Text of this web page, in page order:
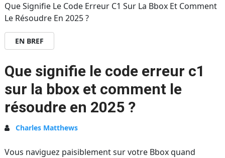
Que Signifie Le Code Erreur C1 Sur La Bbox Et Comment
Le Résoudre En 2025 ?
EN BREF
Que signifie le code erreur c1
sur la bbox et comment le
résoudre en 2025 ?
Charles Matthews
Vous naviguez paisiblement sur votre Bbox quand